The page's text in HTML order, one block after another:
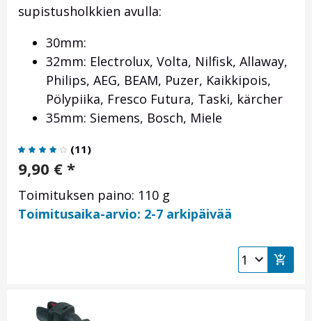
supistusholkkien avulla:
30mm:
32mm: Electrolux, Volta, Nilfisk, Allaway,
Philips, AEG, BEAM, Puzer, Kaikkipois,
Pölypiika, Fresco Futura, Taski, kärcher
35mm: Siemens, Bosch, Miele
(11)
9,90 € *
Toimituksen paino: 110 g
Toimitusaika-arvio: 2-7 arkipäivää